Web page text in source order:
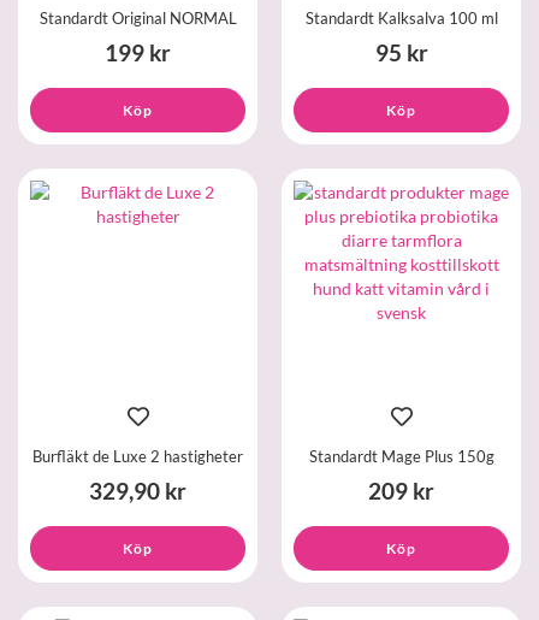
Standardt Original NORMAL
199 kr
Köp
Standardt Kalksalva 100 ml
95 kr
Köp
Burfläkt de Luxe 2 hastigheter
329,90 kr
Köp
Standardt Mage Plus 150g
209 kr
Köp